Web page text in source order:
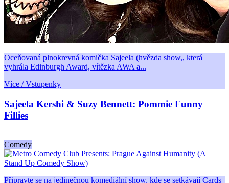
Oceňovaná plnokrevná komička Sajeela (hvězda show,, která
vyhrála Edinburgh Award, vítězka AWA a...
Více / Vstupenky
Sajeela Kershi & Suzy Bennett: Pommie Funny
Fillies
Comedy
Připravte se na jedinečnou komediální show, kde se setkávají Cards